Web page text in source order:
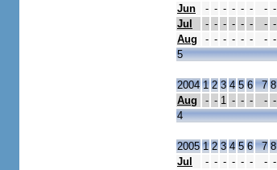
Jun
- - - - - - - -
Jul
- - - - - - - -
Aug
- - - - - - - -
5
2004 1 2 3 4 5 6 7 8
Aug
- - 1 - - - - -
4
2005 1 2 3 4 5 6 7 8
Jul
- - - - - - - -